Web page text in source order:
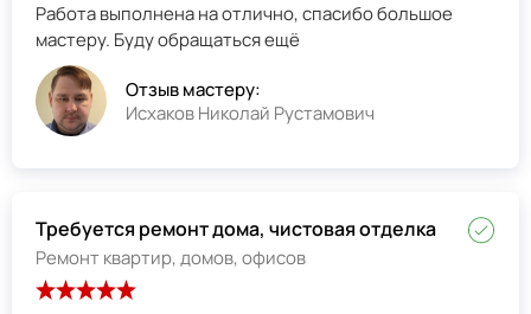
Работа выполнена на отлично, спасибо большое
мастеру. Буду обращаться ещё
Отзыв мастеру:
Исхаков Николай Рустамович
Требуется ремонт дома, чистовая отделка
Ремонт квартир, домов, офисов